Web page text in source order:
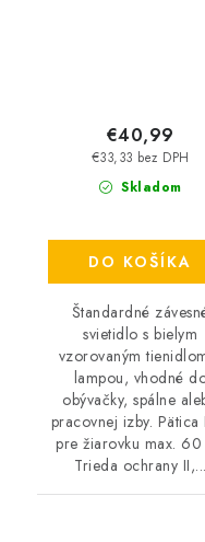
Skladom
€33,33 bez DPH
€40,99
DO KOŠÍKA
Štandardné
svietidlo s bielym
vzorovaným
lampou, vhodné
obývačky, spálne
pracovnej izby. Pätica
pre žiarovku max. 60
Trieda ochrany II,...